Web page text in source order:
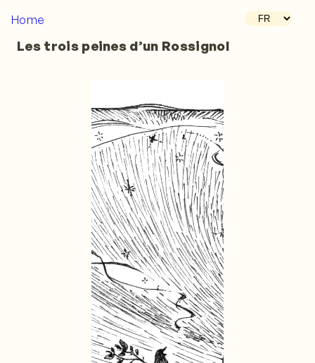
Home
Les trois peines d’un Rossignol